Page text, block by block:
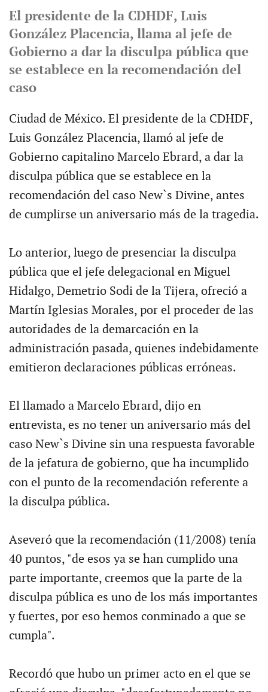
El presidente de la CDHDF, Luis
González Placencia, llama al jefe de
Gobierno a dar la disculpa pública que
se establece en la recomendación del
caso
Ciudad de México. El presidente de la CDHDF,
Luis González Placencia, llamó al jefe de
Gobierno capitalino Marcelo Ebrard, a dar la
disculpa pública que se establece en la
recomendación del caso New`s Divine, antes
de cumplirse un aniversario más de la tragedia.
Lo anterior, luego de presenciar la disculpa
pública que el jefe delegacional en Miguel
Hidalgo, Demetrio Sodi de la Tijera, ofreció a
Martín Iglesias Morales, por el proceder de las
autoridades de la demarcación en la
administración pasada, quienes indebidamente
emitieron declaraciones públicas erróneas.
El llamado a Marcelo Ebrard, dijo en
entrevista, es no tener un aniversario más del
caso New`s Divine sin una respuesta favorable
de la jefatura de gobierno, que ha incumplido
con el punto de la recomendación referente a
la disculpa pública.
Aseveró que la recomendación (11/2008) tenía
40 puntos, "de esos ya se han cumplido una
parte importante, creemos que la parte de la
disculpa pública es uno de los más importantes
y fuertes, por eso hemos conminado a que se
cumpla".
Recordó que hubo un primer acto en el que se